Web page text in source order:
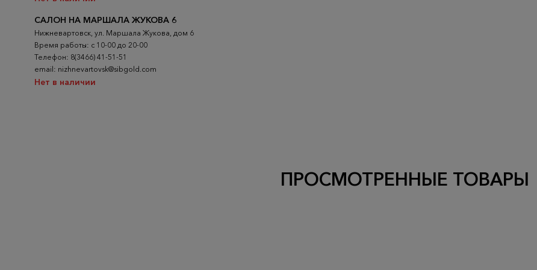
САЛОН НА МАРШАЛА ЖУКОВА 6
Нижневартовск, ул. Маршала Жукова, дом 6
Время работы: с 10-00 до 20-00
Телефон: 8(3466) 41-51-51
email: nizhnevartovsk@sibgold.com
Нет в наличии
ПРОСМОТРЕННЫЕ ТОВАРЫ